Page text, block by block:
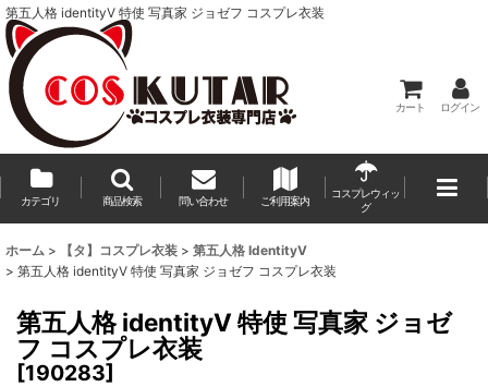
第五人格 identityV 特使 写真家 ジョゼフ コスプレ衣装
カート ログイン
カテゴリ 商品検索 問い合わせ ご利用案内
コスプレウィッ
グ
ホーム > 【タ】コスプレ衣装 > 第五人格 IdentityV
> 第五人格 identityV 特使 写真家 ジョゼフ コスプレ衣装
第五人格 identityV 特使 写真家 ジョゼ
フ コスプレ衣装
[190283]